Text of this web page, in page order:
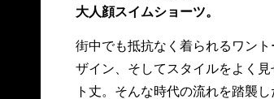
大人顔スイムショーツ。
街中でも抵抗なく着られるワン
ザイン、そしてスタイルをよく
ト丈。そんな時代の流れを踏襲
ッブを新たにクリエイティブデ
迎えた、今季初コレクションに
6,389円。問バナナ・リパブリ